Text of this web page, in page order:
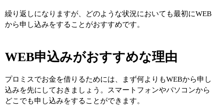
繰り返しになりますが、どのような状況においても最初にWEB
から申し込みをすることがおすすめです。
WEB申込みがおすすめな理由
プロミスでお金を借りるためには、まず何よりもWEBから申し
込みを先にしておきましょう。スマートフォンやパソコンから
どこでも申し込みをすることができます。